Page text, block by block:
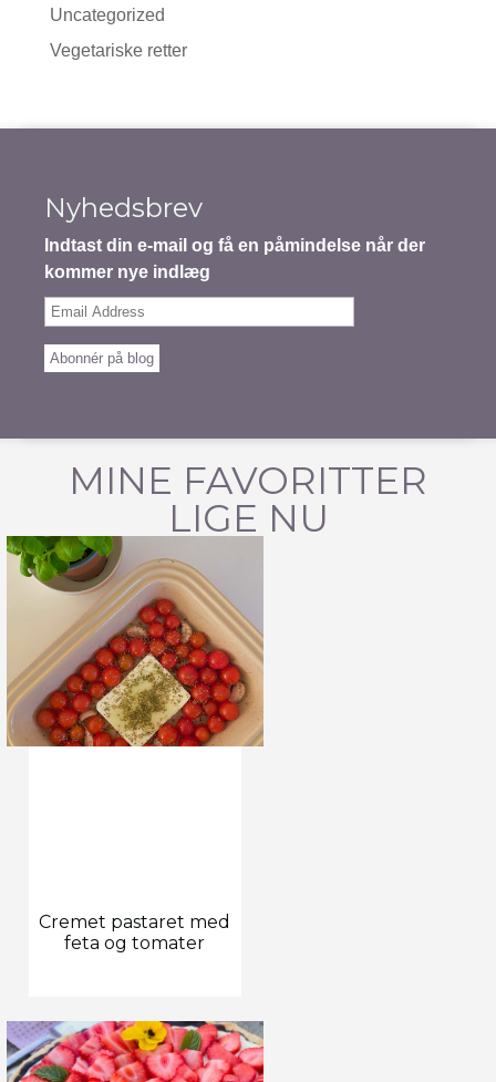
Uncategorized
Vegetariske retter
Nyhedsbrev
Indtast din e-mail og få en påmindelse når der
kommer nye indlæg
Email
Abonnér på blog
MINE FAVORITTER
LIGE NU
Cremet pastaret med
feta og tomater